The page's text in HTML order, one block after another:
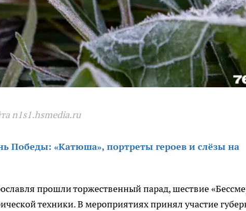
n1s1.hsmedia.ru
Победы: «Катюша», портреты героев и слёзы на
прошли торжественный парад, шествие
техники. В мероприятиях принял участие